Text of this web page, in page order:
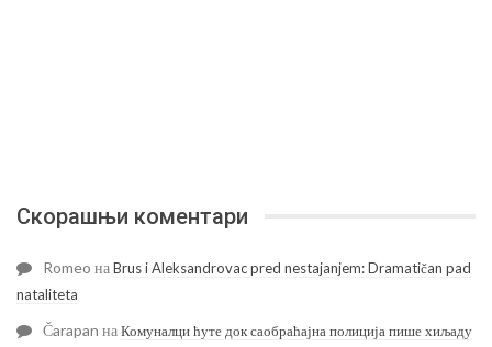
Скорашњи коментари
Romeo наBrus i Aleksandrovac pred nestajanjem: Dramatičan pad
nataliteta
Čarapan наКомуналци ћуте док саобраћајна полиција пише хиљаду